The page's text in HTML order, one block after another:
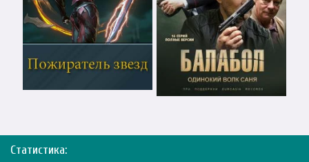
Статистика: